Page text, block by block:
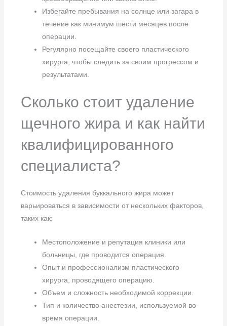
Избегайте пребывания на солнце или загара в
течение как минимум шести месяцев после
операции.
Регулярно посещайте своего пластического
хирурга, чтобы следить за своим прогрессом и
результатами.
Сколько стоит удаление
щечного жира и как найти
квалифицированного
специалиста?
Стоимость удаления буккального жира может
варьироваться в зависимости от нескольких факторов,
таких как:
Местоположение и репутация клиники или
больницы, где проводится операция.
Опыт и профессионализм пластического
хирурга, проводящего операцию.
Объем и сложность необходимой коррекции.
Тип и количество анестезии, используемой во
время операции.